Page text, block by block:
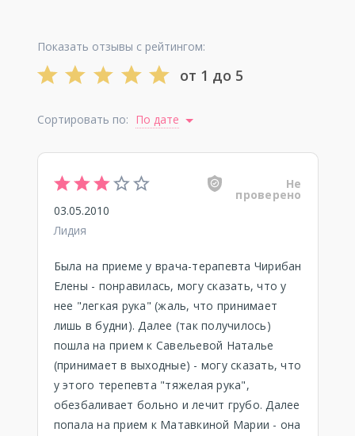
Показать отзывы с рейтингом:
от 1 до 5
Сортировать по: По дате
Не
проверено
03.05.2010
Лидия
Была на приеме у врача-терапевта Чирибан
Елены - понравилась, могу сказать, что у
нее "легкая рука" (жаль, что принимает
лишь в будни). Далее (так получилось)
пошла на прием к Савельевой Наталье
(принимает в выходные) - могу сказать, что
у этого терепевта "тяжелая рука",
обезбаливает больно и лечит грубо. Далее
попала на прием к Матавкиной Марии - она